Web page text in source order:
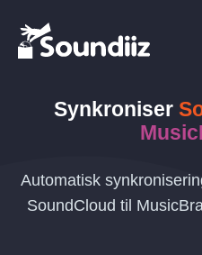
Synkroniser
Automatisk
SoundCloud til